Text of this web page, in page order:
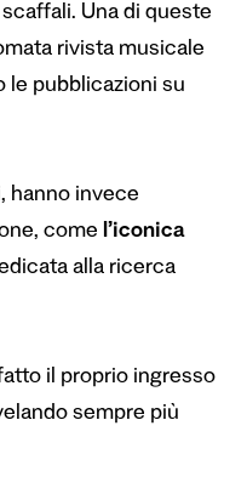
Una di queste
rivista musicale
le pubblicazioni su
hanno invece
come l’iconica
alla ricerca
il proprio ingresso
sempre più